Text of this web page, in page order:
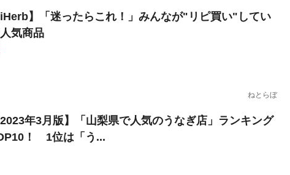
iHerb】「迷ったらこれ！」みんなが"リピ買い"してい
気商品
ねとらぼ
2023年3月版】「山梨県で人気のうなぎ店」ランキング
！ 1位は「う...